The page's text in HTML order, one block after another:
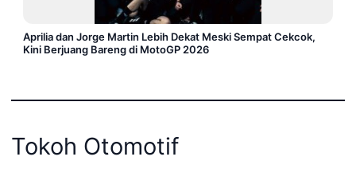
Aprilia dan Jorge Martin Lebih Dekat Meski Sempat Cekcok,
Kini Berjuang Bareng di MotoGP 2026
Tokoh Otomotif